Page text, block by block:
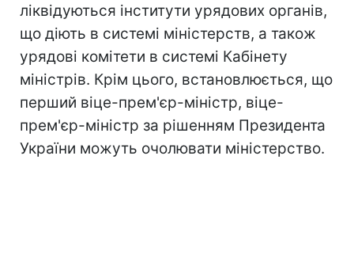
ліквідуються інститути урядових органів,
що діють в системі міністерств, а також
урядові комітети в системі Кабінету
міністрів. Крім цього, встановлюється, що
перший віце-прем'єр-міністр, віце-
прем'єр-міністр за рішенням Президента
України можуть очолювати міністерство.